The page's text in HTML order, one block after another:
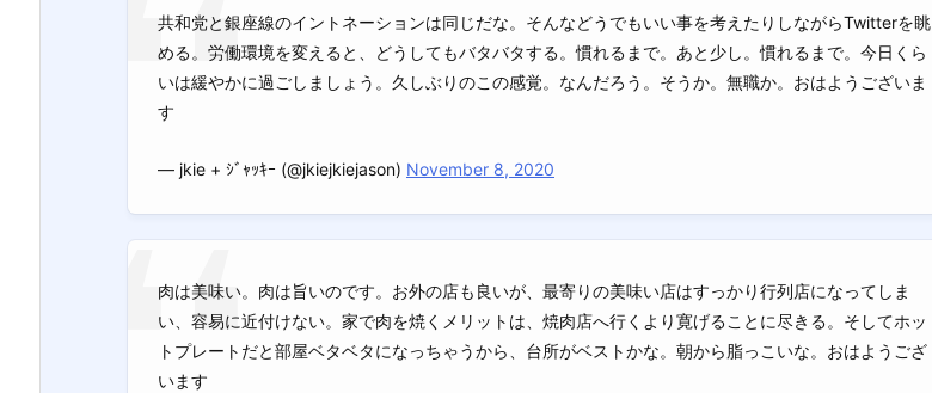
共和党と銀座線のイントネーションは同じだな。そんなどうでもいい事を考えたりしながらTwitterを眺
める。労働環境を変えると、どうしてもバタバタする。慣れるまで。あと少し。慣れるまで。今日くら
いは緩やかに過ごしましょう。久しぶりのこの感覚。なんだろう。そうか。無職か。おはようございま
す
— jkie + ｼﾞｬｯｷｰ (@jkiejkiejason) November 8, 2020
肉は美味い。肉は旨いのです。お外の店も良いが、最寄りの美味い店はすっかり行列店になってしま
い、容易に近付けない。家で肉を焼くメリットは、焼肉店へ行くより寛げることに尽きる。そしてホッ
トプレートだと部屋ベタベタになっちゃうから、台所がベストかな。朝から脂っこいな。おはようござ
います